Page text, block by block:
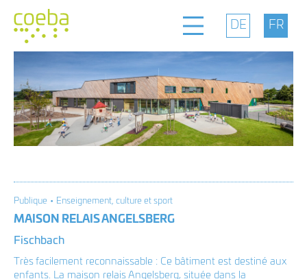
Bureau
Positionnement
Contact
facebook
coeba architectes
Publique • Enseignement, culture et sport
MAISON RELAIS ANGELSBERG
Fischbach
Très facilement reconnaissable : Ce bâtiment est destiné aux
enfants. La maison relais Angelsberg, située dans la